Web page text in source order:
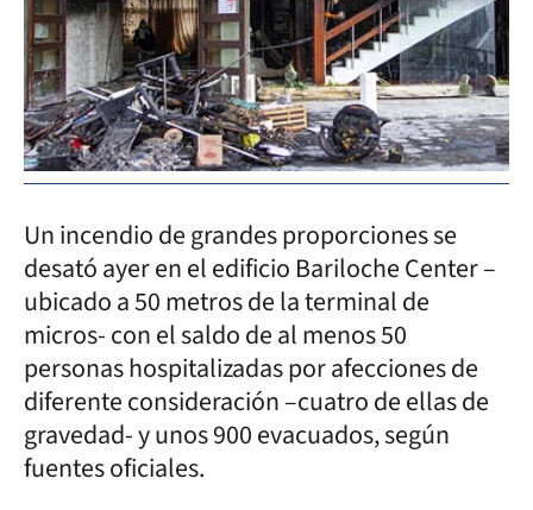
Un incendio de grandes proporciones se
desató ayer en el edificio Bariloche Center –
ubicado a 50 metros de la terminal de
micros- con el saldo de al menos 50
personas hospitalizadas por afecciones de
diferente consideración –cuatro de ellas de
gravedad- y unos 900 evacuados, según
fuentes oficiales.